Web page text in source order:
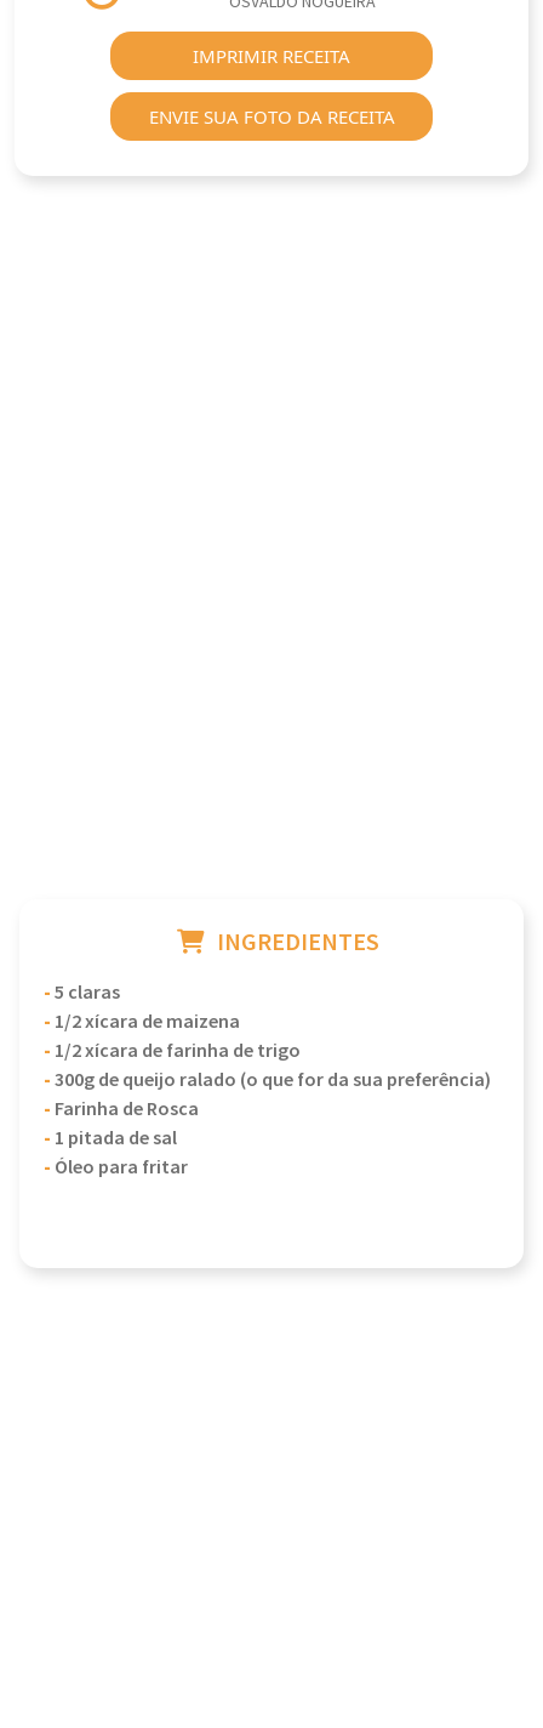
IMPRIMIR RECEITA
ENVIE SUA FOTO DA RECEITA
INGREDIENTES
-5 claras
- 1/2 xícara de maizena
- 1/2 xícara de farinha de trigo
-300g de queijo ralado (o que for da sua preferência)
- Farinha de Rosca
- 1 pitada de sal
- Óleo para fritar